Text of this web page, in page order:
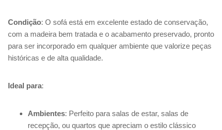
Condição: O sofá está em excelente estado de conservação,
com a madeira bem tratada e o acabamento preservado, pronto
para ser incorporado em qualquer ambiente que valorize peças
históricas e de alta qualidade.
Ideal para:
Ambientes: Perfeito para salas de estar, salas de
recepção, ou quartos que apreciam o estilo clássico